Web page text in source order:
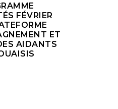
FÉVRIER
ET
AIDANTS